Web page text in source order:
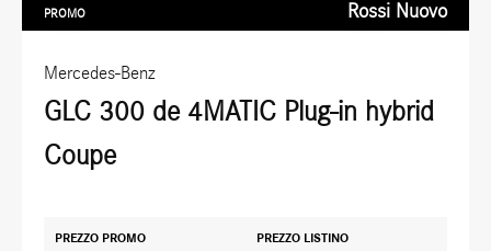
Mercedes-Benz
GLC 300 de 4MATIC Plug-in hybrid
Coupe
PROMO Rossi Nuovo
PREZZO PROMO PREZZO LISTINO